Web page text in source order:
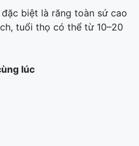
biệt là răng toàn sứ cao
tuổi thọ có thể từ 10–20
lúc